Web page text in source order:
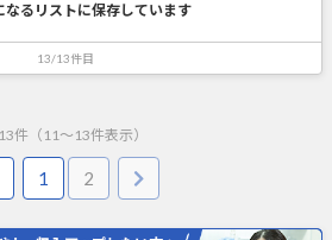
なるリストに保存しています
13/13件目
13件（ 11～ 13件表示）
1 2